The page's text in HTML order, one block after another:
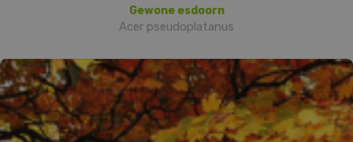
Gewone esdoorn
Acer pseudoplatanus